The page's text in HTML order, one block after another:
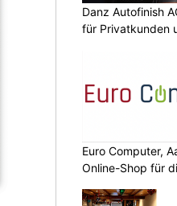
Danz Autofinish
für Privatkunden
Euro Computer,
Online-Shop für